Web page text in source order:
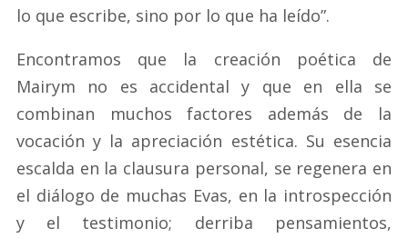
lo que escribe, sino por lo que ha leído”.
Encontramos que la creación poética de
Mairym no es accidental y que en ella se
combinan muchos factores además de la
vocación y la apreciación estética. Su esencia
escalda en la clausura personal, se regenera en
el diálogo de muchas Evas, en la introspección
y el testimonio; derriba pensamientos,